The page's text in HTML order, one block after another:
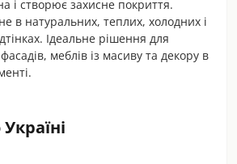
і створює захисне покриття.
в натуральних, теплих, холодних і
Ідеальне рішення для
меблів із масиву та декору в